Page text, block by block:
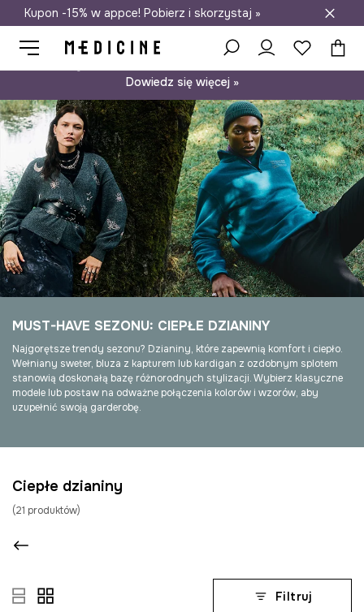
Darmowa dostawa do salonów
Kupon -15% w appce! Pobierz i skorzystaj »
Dowiedz się więcej »
MUST-HAVE SEZONU: CIEPŁE DZIANINY
Najgorętsze trendy sezonu? Dzianiny, które zapewnią komfort i ciepło.
Wełniany sweter, bluza z kapturem lub kardigan z ozdobnym splotem
stanowią doskonałą bazę różnorodnych stylizacji. Wybierz klasyczne
modele lub postaw na odważne połączenia kolorów i wzorów, aby
uzupełnić swoją garderobę.
Ciepłe dzianiny
(21 produktów)
Filtruj